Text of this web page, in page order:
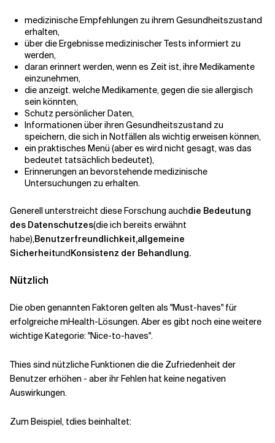
medizinische Empfehlungen zu ihrem Gesundheitszustand
erhalten,
über die Ergebnisse medizinischer Tests informiert zu
werden,
daran erinnert werden, wenn es Zeit ist, ihre Medikamente
einzunehmen,
die anzeigt.welcheMedikamente, gegen die sie allergisch
sein könnten,
Schutz persönlicher Daten,
Informationen über ihren Gesundheitszustand zu
speichern, die sich in Notfällen als wichtig erweisen können,
ein praktisches Menü (aber es wird nicht gesagt, was das
bedeutet tatsächlich bedeutet),
Erinnerungen an bevorstehende medizinische
Untersuchungen zu erhalten.
Generell unterstreicht diese Forschung auchdie Bedeutung
des Datenschutzes(die ich bereits erwähnt
habe),Benutzerfreundlichkeit,allgemeine
SicherheitundKonsistenz der Behandlung.
Nützlich
Die oben genannten Faktoren gelten als "Must-haves" für
erfolgreiche mHealth-Lösungen. Aber es gibt noch eine weitere
wichtige Kategorie: "Nice-to-haves".
Thies sind nützliche Funktionen diedie Zufriedenheit der
Benutzer erhöhen - aber ihr Fehlen hat keine negativen
Auswirkungen.
Zum Beispiel, tdies beinhaltet: